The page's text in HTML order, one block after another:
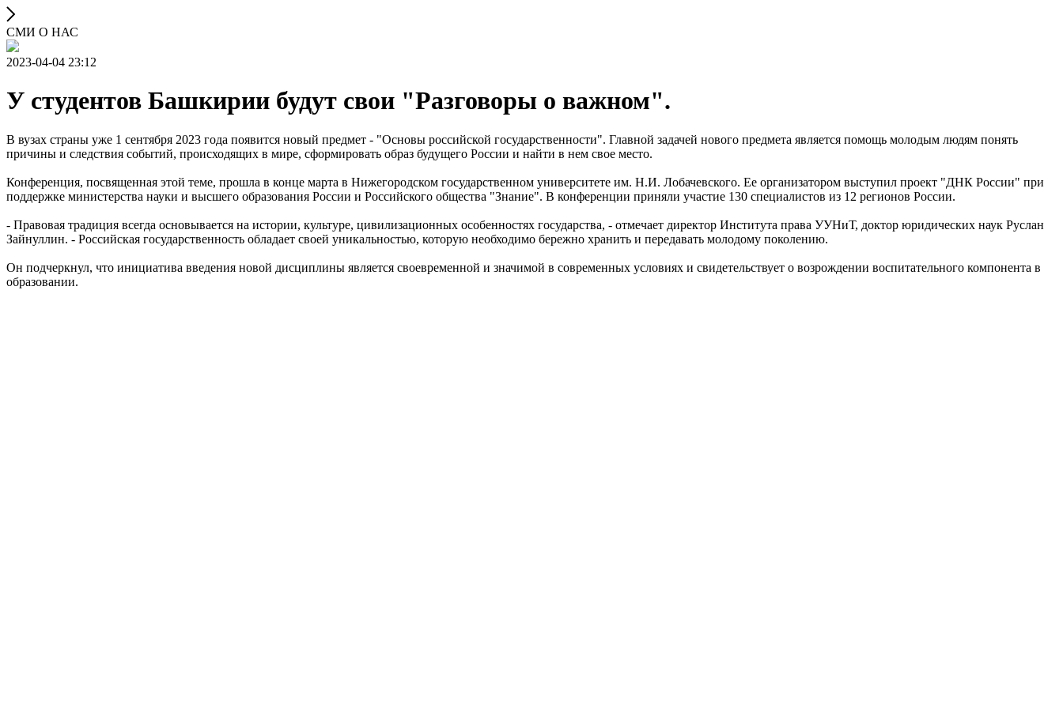
СМИ О НАС
2023-04-04 23:12
У студентов Башкирии будут свои "Разговоры о важном".
В вузах страны уже 1 сентября 2023 года появится новый предмет - "Основы российской государственности". Главной задачей нового предмета является помощь молодым людям понять
причины и следствия событий, происходящих в мире, сформировать образ будущего России и найти в нем свое место.
Конференция, посвященная этой теме, прошла в конце марта в Нижегородском государственном университете им. Н.И. Лобачевского. Ее организатором выступил проект "ДНК России" при
поддержке министерства науки и высшего образования России и Российского общества "Знание". В конференции приняли участие 130 специалистов из 12 регионов России.
- Правовая традиция всегда основывается на истории, культуре, цивилизационных особенностях государства, - отмечает директор Института права УУНиТ, доктор юридических наук Руслан
Зайнуллин. - Российская государственность обладает своей уникальностью, которую необходимо бережно хранить и передавать молодому поколению.
Он подчеркнул, что инициатива введения новой дисциплины является своевременной и значимой в современных условиях и свидетельствует о возрождении воспитательного компонента в
образовании.